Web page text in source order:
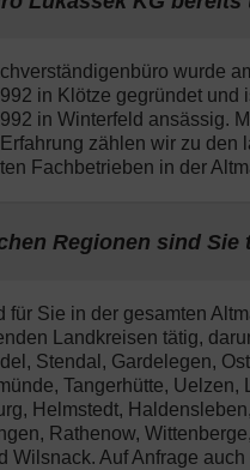
wurde
in Klötze gegründet und
in Winterfeld ansässig.
zählen wir zu den
Fachbetrieben in der
Regionen sind Sie
für Sie in der gesamten
Landkreisen tätig,
Stendal, Gardelegen,
Tangerhütte, Uelzen,
Helmstedt,
Rathenow,
Wilsnack. Auf Anfrage